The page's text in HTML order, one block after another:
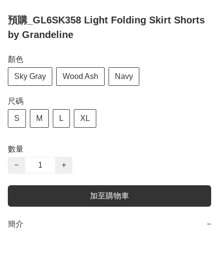
預購_GL6SK358 Light Folding Skirt Shorts
by Grandeline
顏色
Sky Gray Wood Ash Navy
尺碼
S M L XL
數量
−
+
加至購物車
簡介 −